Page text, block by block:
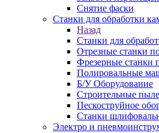
Снятие фаски
Станки для обработки
Назад
Станки для
Отрезные станки
Фрезерные станки
Полировальные
Б/У Оборудование
Строительные
Пескоструйное
Станки
Электро и